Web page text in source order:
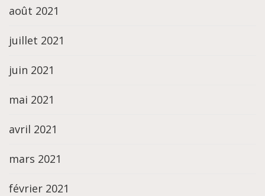
août 2021
juillet 2021
juin 2021
mai 2021
avril 2021
mars 2021
février 2021